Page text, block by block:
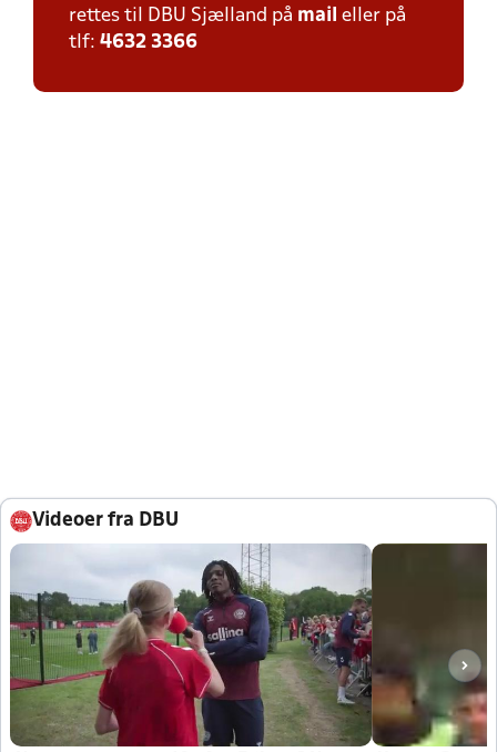
rettes til DBU Sjælland på mail eller på
tlf: 4632 3366
Videoer fra DBU